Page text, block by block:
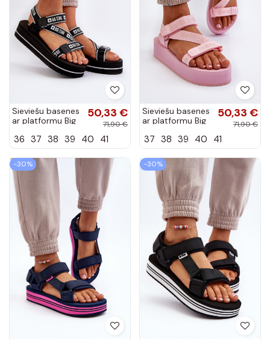
Sieviešu basenes
ar platformu Big
melnas krāsas
50,33 €
71,90 €
36 37 38 39 40 41
Sieviešu basenes
ar platformu Big
Rozā krāsas
50,33 €
71,90 €
37 38 39 40 41
-30% -30%